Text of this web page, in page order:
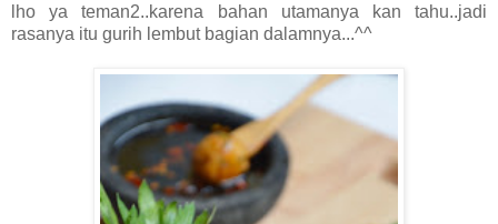
lho ya teman2..karena bahan utamanya kan tahu..jadi
rasanya itu gurih lembut bagian dalamnya...^^